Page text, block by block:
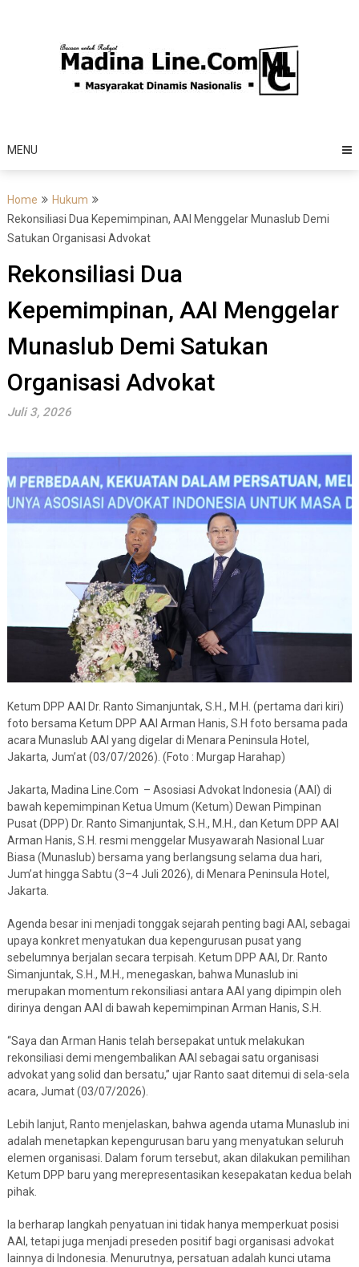
MENU
Home
Hukum
Rekonsiliasi Dua Kepemimpinan, AAI Menggelar Munaslub Demi
Satukan Organisasi Advokat
Rekonsiliasi Dua
Kepemimpinan, AAI Menggelar
Munaslub Demi Satukan
Organisasi Advokat
Juli 3, 2026
Ketum DPP AAI Dr. Ranto Simanjuntak, S.H., M.H. (pertama dari kiri)
foto bersama Ketum DPP AAI Arman Hanis, S.H foto bersama pada
acara Munaslub AAI yang digelar di Menara Peninsula Hotel,
Jakarta, Jum’at (03/07/2026). (Foto : Murgap Harahap)
Jakarta, Madina Line.Com – Asosiasi Advokat Indonesia (AAI) di
bawah kepemimpinan Ketua Umum (Ketum) Dewan Pimpinan
Pusat (DPP) Dr. Ranto Simanjuntak, S.H., M.H., dan Ketum DPP AAI
Arman Hanis, S.H. resmi menggelar Musyawarah Nasional Luar
Biasa (Munaslub) bersama yang berlangsung selama dua hari,
Jum’at hingga Sabtu (3–4 Juli 2026), di Menara Peninsula Hotel,
Jakarta.
Agenda besar ini menjadi tonggak sejarah penting bagi AAI, sebagai
upaya konkret menyatukan dua kepengurusan pusat yang
sebelumnya berjalan secara terpisah. Ketum DPP AAI, Dr. Ranto
Simanjuntak, S.H., M.H., menegaskan, bahwa Munaslub ini
merupakan momentum rekonsiliasi antara AAI yang dipimpin oleh
dirinya dengan AAI di bawah kepemimpinan Arman Hanis, S.H.
“Saya dan Arman Hanis telah bersepakat untuk melakukan
rekonsiliasi demi mengembalikan AAI sebagai satu organisasi
advokat yang solid dan bersatu,” ujar Ranto saat ditemui di sela-sela
acara, Jumat (03/07/2026).
Lebih lanjut, Ranto menjelaskan, bahwa agenda utama Munaslub ini
adalah menetapkan kepengurusan baru yang menyatukan seluruh
elemen organisasi. Dalam forum tersebut, akan dilakukan pemilihan
Ketum DPP baru yang merepresentasikan kesepakatan kedua belah
pihak.
Ia berharap langkah penyatuan ini tidak hanya memperkuat posisi
AAI, tetapi juga menjadi preseden positif bagi organisasi advokat
lainnya di Indonesia. Menurutnya, persatuan adalah kunci utama